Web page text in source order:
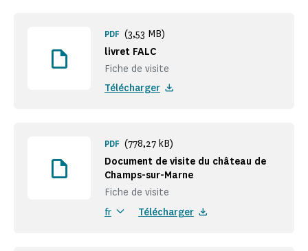
livret FALC
Fiche de visite
PDF (3,53 MB)
Télécharger
Document de visite du château de
Champs-sur-Marne
Fiche de visite
PDF (778,27 kB)
fr Télécharger